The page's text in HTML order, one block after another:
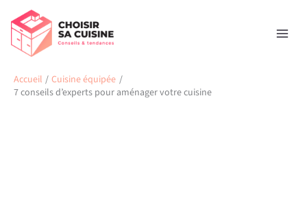
contenu
Accueil
Cuisine équipée
7 conseils d’experts pour aménager votre cuisine
Rechercher